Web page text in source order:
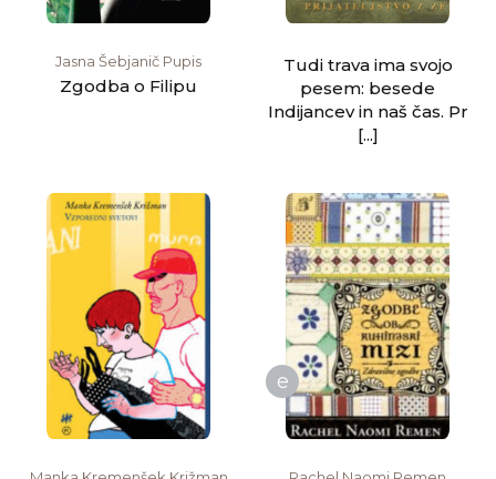
Jasna Šebjanič Pupis
Zgodba o Filipu
Tudi trava ima svojo
pesem: besede
Indijancev in naš čas. Pr
[...]
e